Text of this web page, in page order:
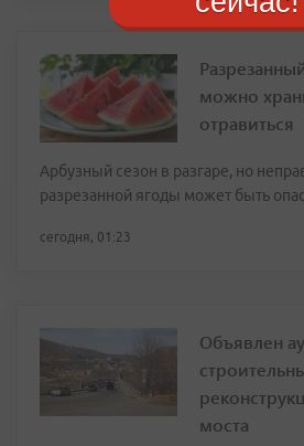
можно
отравиться
Арбузный сезон в разгаре, но
разрезанной ягоды может быть
сегодня, 01:23
Объявлен
моста